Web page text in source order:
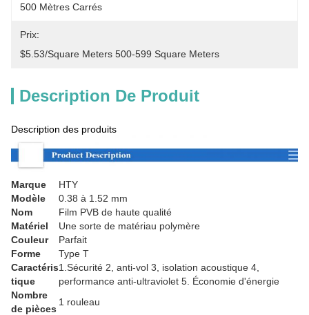
500 Mètres Carrés
Prix:
$5.53/square Meters 500-599 Square Meters
Description De Produit
Description des produits
Marque
HTY
Modèle
0.38 à 1.52 mm
Nom
Film PVB de haute qualité
Matériel
Une sorte de matériau polymère
Couleur
Parfait
Forme
Type T
Caractéris
tique
1.Sécurité 2, anti-vol 3, isolation acoustique 4,
performance anti-ultraviolet 5. Économie d'énergie
Nombre
de pièces
1 rouleau